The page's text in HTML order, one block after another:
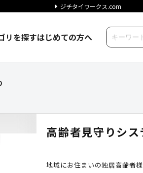
ジチタイワークス.com
リを探すはじめての方へ
タイワークス民
高齢者見守りシ
地域にお住まいの独居高齢者